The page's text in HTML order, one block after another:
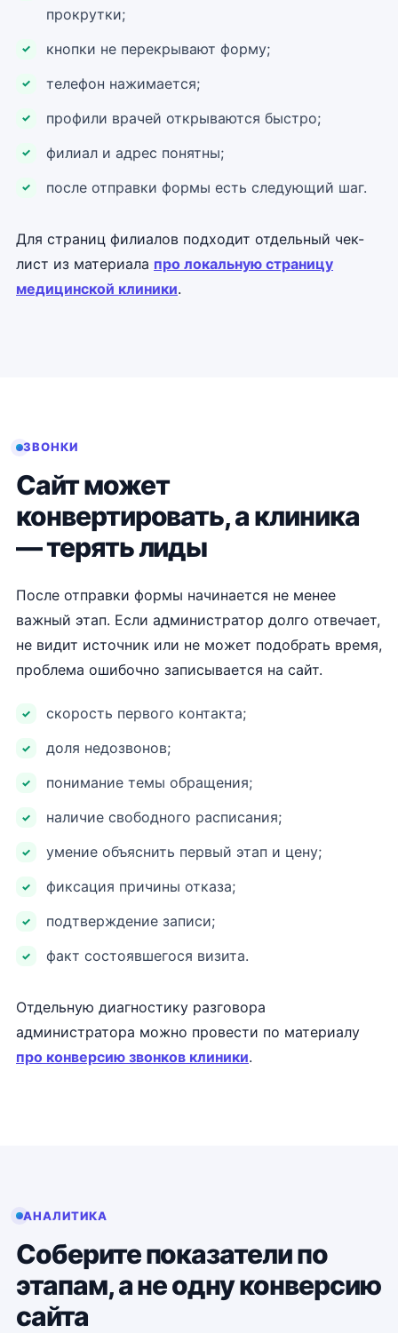
прокрутки;
кнопки не перекрывают форму;
телефон нажимается;
профили врачей открываются быстро;
филиал и адрес понятны;
после отправки формы есть следующий шаг.
Для страниц филиалов подходит отдельный чек-
лист из материала про локальную страницу
медицинской клиники.
ЗВОНКИ
Сайт может
конвертировать, а клиника
— терять лиды
После отправки формы начинается не менее
важный этап. Если администратор долго отвечает,
не видит источник или не может подобрать время,
проблема ошибочно записывается на сайт.
скорость первого контакта;
доля недозвонов;
понимание темы обращения;
наличие свободного расписания;
умение объяснить первый этап и цену;
фиксация причины отказа;
подтверждение записи;
факт состоявшегося визита.
Отдельную диагностику разговора
администратора можно провести по материалу
про конверсию звонков клиники.
АНАЛИТИКА
Соберите показатели по
этапам, а не одну конверсию
сайта